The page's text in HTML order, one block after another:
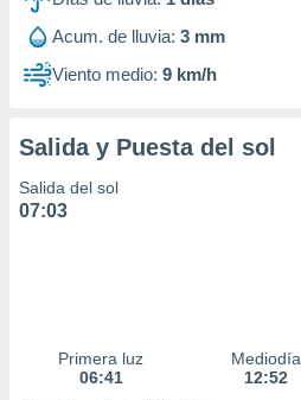
publicidad
1199
Acum. de lluvia: 3 mm
Viento medio: 9 km/h
Salida y Puesta del sol
Salida del sol
07:03
Primera luz
06:41
Mediodía
12:52